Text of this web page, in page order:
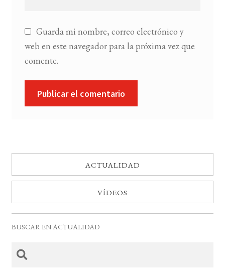
Guarda mi nombre, correo electrónico y
web en este navegador para la próxima vez que
comente.
ACTUALIDAD
VÍDEOS
BUSCAR EN ACTUALIDAD